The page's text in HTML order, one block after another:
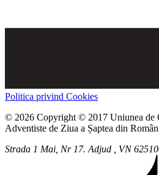
Politica privind Cookies
© 2026 Copyright © 2017 Uniunea de
Adventiste de Ziua a Șaptea din
Strada 1 Mai, Nr 17.Adjud , VN